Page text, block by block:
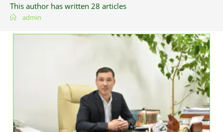
This author has written 28 articles
admin